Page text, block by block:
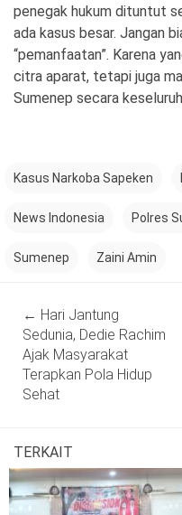
penegak hukum dituntut
ada kasus besar. Jangan
“pemanfaatan”. Karena
citra aparat, tetapi juga
Sumenep secara
Kasus Narkoba Sapeken
News Indonesia Polres
Sumenep Zaini Amin
navigation
← ‎Hari Jantung
Sedunia, Dedie Rachim
Ajak Masyarakat
Terapkan Pola Hidup
Sehat
TERKAIT